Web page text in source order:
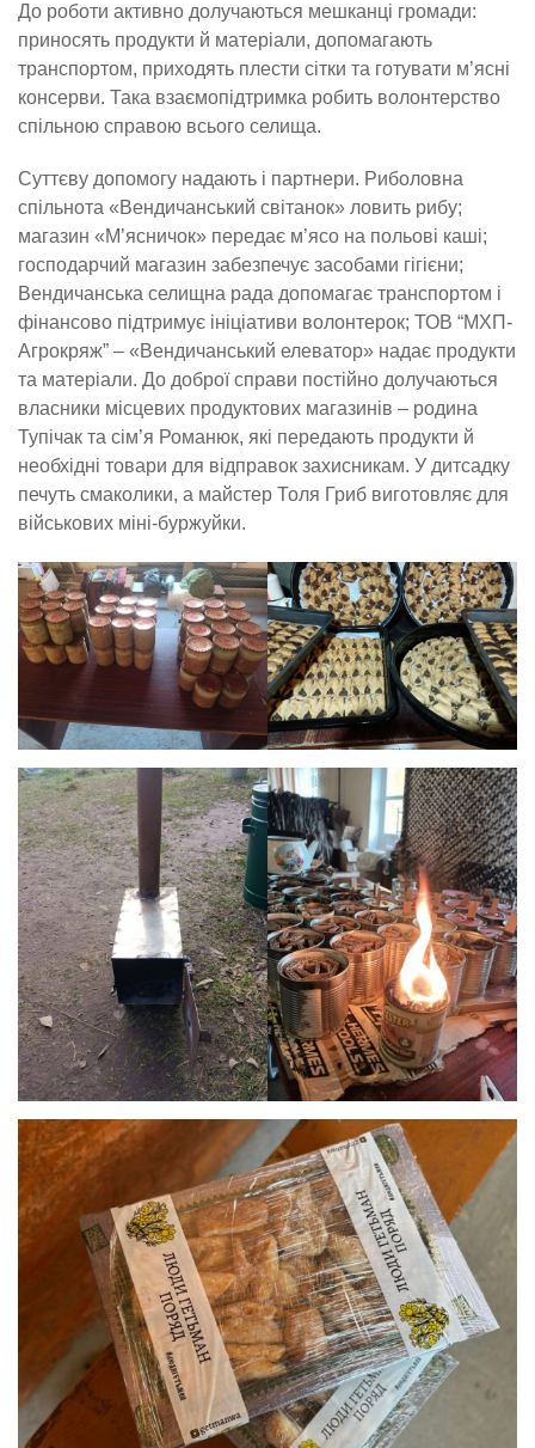
До роботи активно долучаються мешканці громади:
приносять продукти й матеріали, допомагають
транспортом, приходять плести сітки та готувати м’ясні
консерви. Така взаємопідтримка робить волонтерство
спільною справою всього селища.
Суттєву допомогу надають і партнери. Риболовна
спільнота «Вендичанський світанок» ловить рибу;
магазин «М’ясничок» передає м’ясо на польові каші;
господарчий магазин забезпечує засобами гігієни;
Вендичанська селищна рада допомагає транспортом і
фінансово підтримує ініціативи волонтерок; ТОВ “МХП-
Агрокряж” – «Вендичанський елеватор» надає продукти
та матеріали. До доброї справи постійно долучаються
власники місцевих продуктових магазинів – родина
Тупічак та сім’я Романюк, які передають продукти й
необхідні товари для відправок захисникам. У дитсадку
печуть смаколики, а майстер Толя Гриб виготовляє для
військових міні-буржуйки.